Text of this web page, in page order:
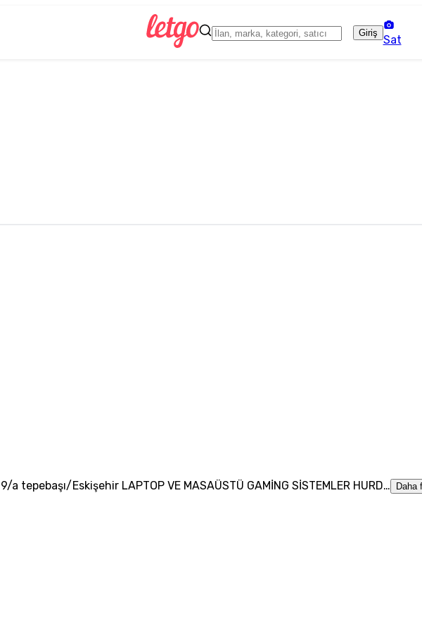
Giriş
Sat
tepebaşı/Eskişehir LAPTOP VE MASAÜSTÜ GAMİNG SİSTEMLER HURD… Daha